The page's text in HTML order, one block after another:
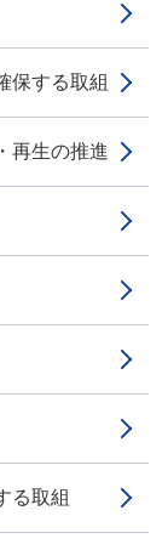
保する取組
再生の推進
る取組